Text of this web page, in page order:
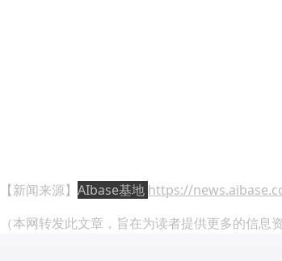
【新闻来源】 AIbase基地 https://
（本网转发此文章，旨在为读者提供更多的信